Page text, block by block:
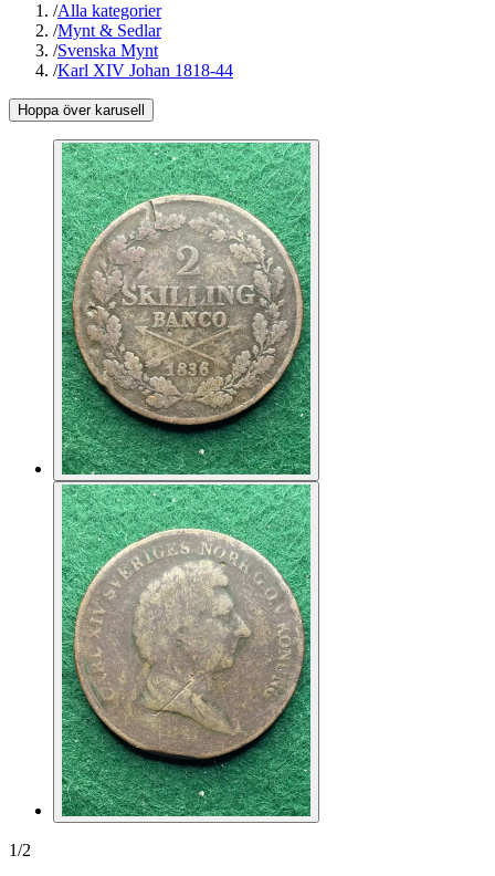
/Alla kategorier
/Mynt & Sedlar
/Svenska Mynt
/Karl XIV Johan 1818-44
Hoppa över karusell
1/2